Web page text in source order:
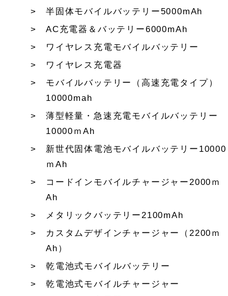
半固体モバイルバッテリー5000mAh
AC充電器＆バッテリー6000mAh
ワイヤレス充電モバイルバッテリー
ワイヤレス充電器
モバイルバッテリー（高速充電タイプ）
10000mah
薄型軽量・急速充電モバイルバッテリー
10000ｍAh
新世代固体電池モバイルバッテリー10000
ｍAh
コードインモバイルチャージャー2000ｍ
Ah
メタリックバッテリー2100mAh
カスタムデザインチャージャー（2200ｍ
Ah）
乾電池式モバイルバッテリー
乾電池式モバイルチャージャー